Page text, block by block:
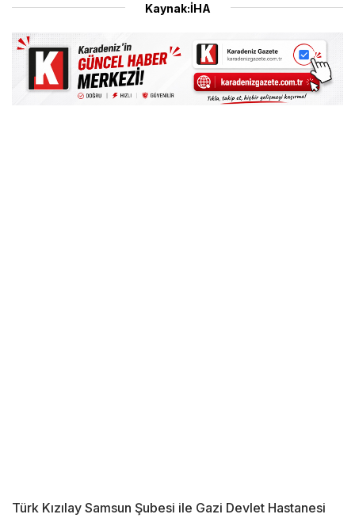
Kaynak:İHA
Türk Kızılay Samsun Şubesi ile Gazi Devlet Hastanesi